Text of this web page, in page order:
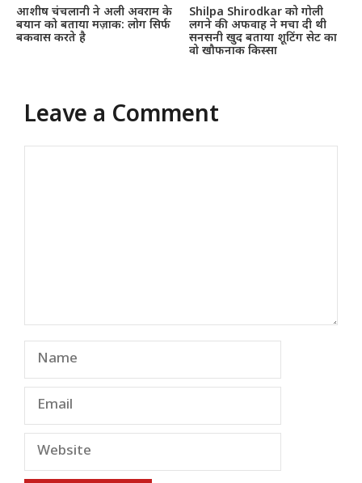
आशीष चंचलानी ने अली अवराम के
बयान को बताया मज़ाक: लोग सिर्फ
बकवास करते है
Shilpa Shirodkar को गोली
लगने की अफवाह ने मचा दी थी
सनसनी खुद बताया शूटिंग सेट का
वो खौफनाक किस्सा
Leave a Comment
Name
Email
Website